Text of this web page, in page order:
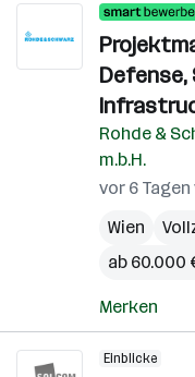
Rohde &
m.b.H.
vor 6
Wien
ab 60.000
Merken
Einblicke